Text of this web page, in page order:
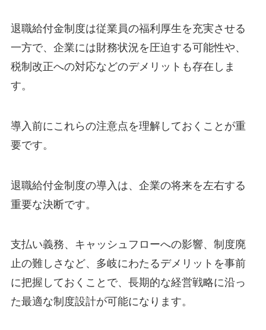
退職給付金制度は従業員の福利厚生を充実させる
一方で、企業には財務状況を圧迫する可能性や、
税制改正への対応などのデメリットも存在しま
す。
導入前にこれらの注意点を理解しておくことが重
要です。
退職給付金制度の導入は、企業の将来を左右する
重要な決断です。
支払い義務、キャッシュフローへの影響、制度廃
止の難しさなど、多岐にわたるデメリットを事前
に把握しておくことで、長期的な経営戦略に沿っ
た最適な制度設計が可能になります。